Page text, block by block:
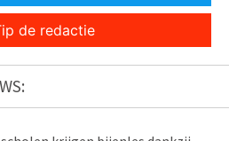
de redactie